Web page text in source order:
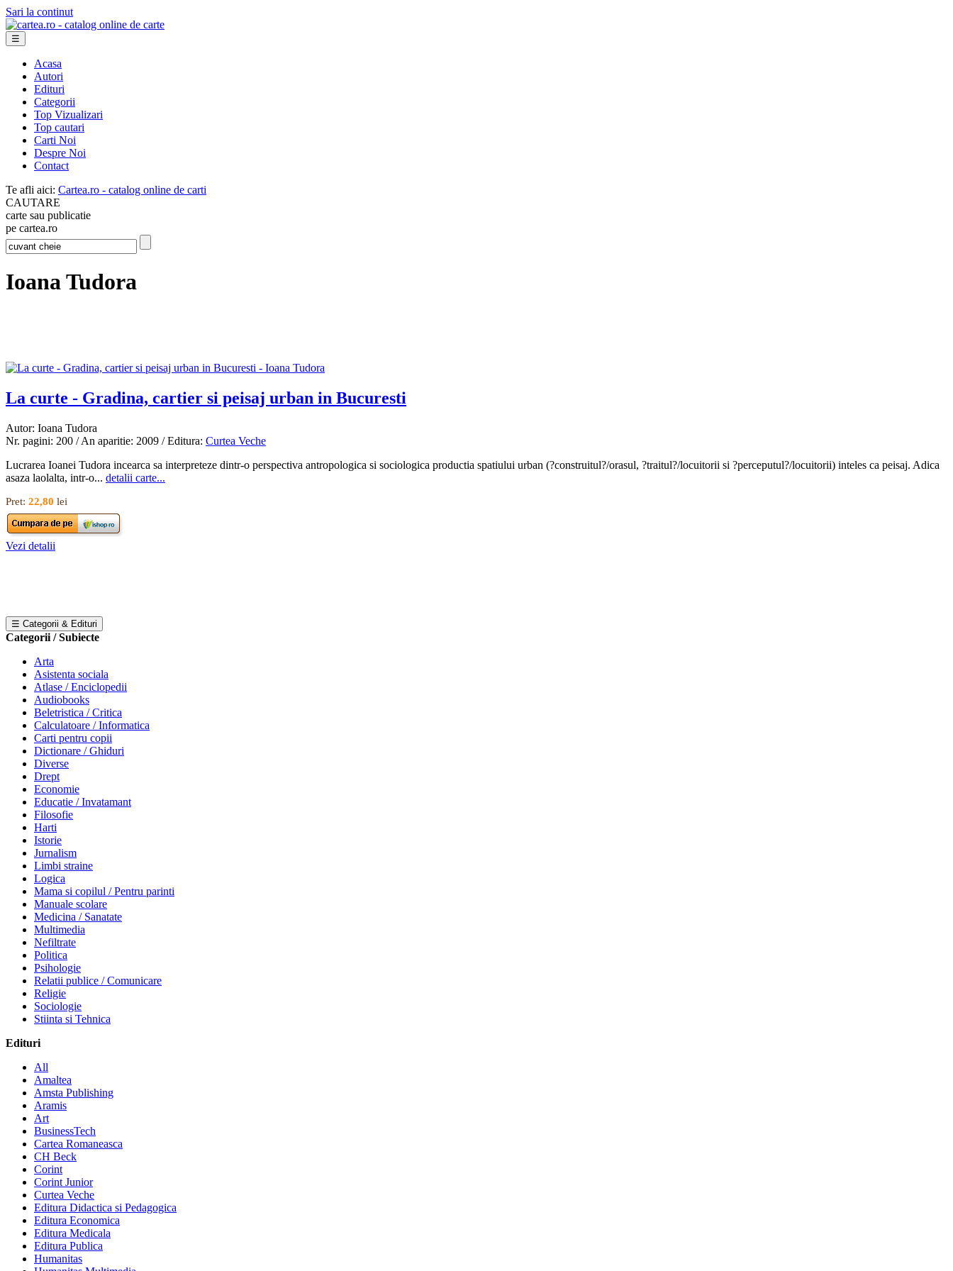
Sari la continut
☰
Acasa
Autori
Edituri
Categorii
Top Vizualizari
Top cautari
Carti Noi
Despre Noi
Contact
Te afli aici: Cartea.ro - catalog online de carti
CAUTARE
carte sau publicatie
pe cartea.ro
Ioana Tudora
La curte - Gradina, cartier si peisaj urban in Bucuresti
Autor: Ioana Tudora
Nr. pagini: 200 / An aparitie: 2009 / Editura: Curtea Veche
Lucrarea Ioanei Tudora incearca sa interpreteze dintr-o perspectiva antropologica si sociologica productia spatiului urban (?construitul?/orasul, ?traitul?/locuitorii si ?perceputul?/locuitorii) inteles ca peisaj. Adica
asaza laolalta, intr-o... detalii carte...
Pret: 22,80 lei
Vezi detalii
☰ Categorii & Edituri
Categorii / Subiecte
Arta
Asistenta sociala
Atlase / Enciclopedii
Audiobooks
Beletristica / Critica
Calculatoare / Informatica
Carti pentru copii
Dictionare / Ghiduri
Diverse
Drept
Economie
Educatie / Invatamant
Filosofie
Harti
Istorie
Jurnalism
Limbi straine
Logica
Mama si copilul / Pentru parinti
Manuale scolare
Medicina / Sanatate
Multimedia
Nefiltrate
Politica
Psihologie
Relatii publice / Comunicare
Religie
Sociologie
Stiinta si Tehnica
Edituri
All
Amaltea
Amsta Publishing
Aramis
Art
BusinessTech
Cartea Romaneasca
CH Beck
Corint
Corint Junior
Curtea Veche
Editura Didactica si Pedagogica
Editura Economica
Editura Medicala
Editura Publica
Humanitas